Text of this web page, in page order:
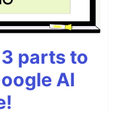
parts to
AI